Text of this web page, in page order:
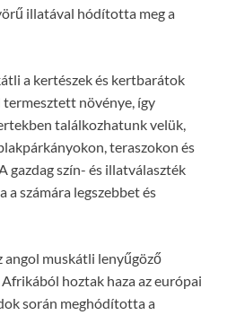
illatával hódította meg a
a kertészek és kertbarátok
növénye, így
találkozhatunk velük,
teraszokon és
gazdag szín- és illatválaszték
számára legszebbet és
angol muskátli lenyűgöző
hoztak haza az európai
során meghódította a